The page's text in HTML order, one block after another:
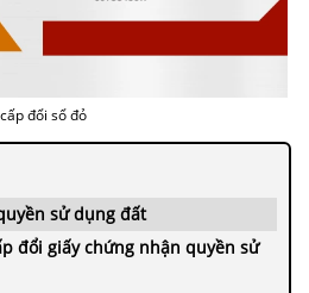
cấp đổi sổ đỏ
sử dụng đất
đổi giấy chứng nhận quyền sử